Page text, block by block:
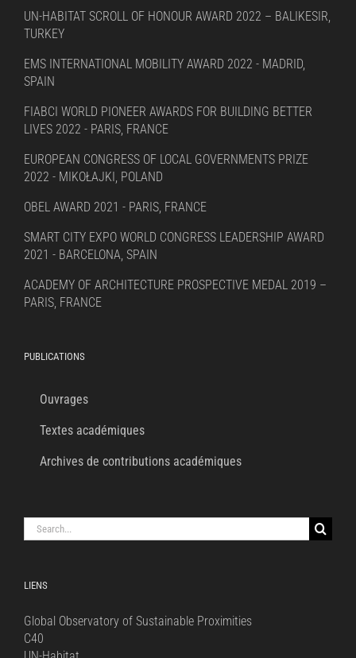
UN-HABITAT SCROLL OF HONOUR AWARD 2022 – BALIKESIR,
TURKEY
EMS INTERNATIONAL MOBILITY AWARD 2022 - MADRID,
SPAIN
FIABCI WORLD PIONEER AWARDS FOR BUILDING BETTER
LIVES 2022 - PARIS, FRANCE
EUROPEAN CONGRESS OF LOCAL GOVERNMENTS PRIZE
2022 - MIKOŁAJKI, POLAND
OBEL AWARD 2021 - PARIS, FRANCE
SMART CITY EXPO WORLD CONGRESS LEADERSHIP AWARD
2021 - BARCELONA, SPAIN
ACADEMY OF ARCHITECTURE PROSPECTIVE MEDAL 2019 –
PARIS, FRANCE
PUBLICATIONS
Ouvrages
Textes académiques
Archives de contributions académiques
Search
for:
LIENS
Global Observatory of Sustainable Proximities
C40